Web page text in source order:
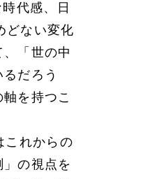
代感、日
どない変化
「世の中
だろう
を持つこ
これからの
の視点を